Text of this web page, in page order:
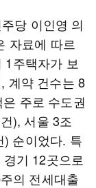
당 이인영 의
자료에 따르
주택자가 보
계약 건수는 8
주로 수도권
), 서울 3조
순이었다. 특
기 12곳으로
의 전세대출